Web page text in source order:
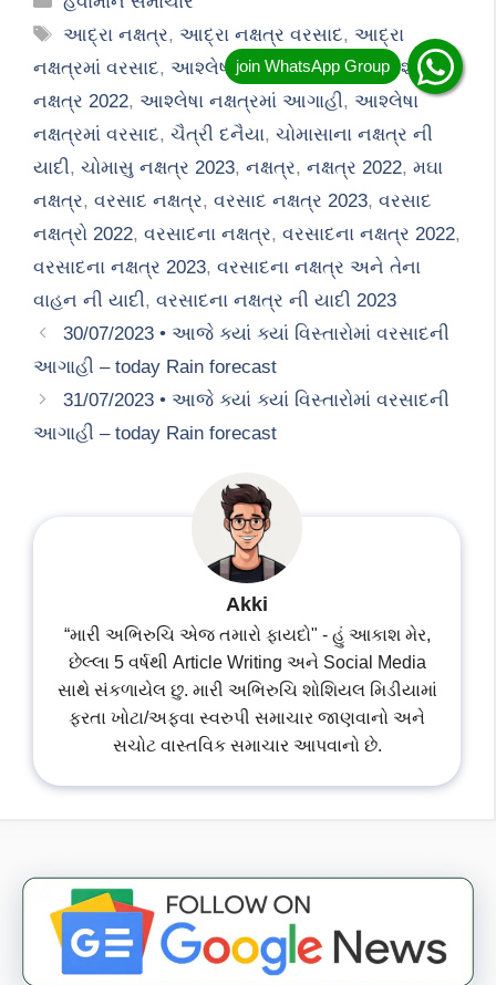
Tags
આદ્રા નક્ષત્ર,આદ્રા નક્ષત્ર વરસાદ,આદ્રા
નક્ષત્રમાં વરસાદ, આશ્લેષા ,આશ્લેષા નક્ષત્ર,આશ્લેષા
નક્ષત્ર 2022, આશ્લેષા નક્ષત્રમાં આગાહી, આશ્લેષા
નક્ષત્રમાં વરસાદ, ચૈત્રી દનૈયા, ચોમાસાના નક્ષત્ર ની
યાદી, ચોમાસુ નક્ષત્ર 2023, નક્ષત્ર, નક્ષત્ર 2022, મઘા
નક્ષત્ર, વરસાદ નક્ષત્ર, વરસાદ નક્ષત્ર 2023, વરસાદ
નક્ષત્રો 2022, વરસાદના નક્ષત્ર, વરસાદના નક્ષત્ર 2022,
વરસાદના નક્ષત્ર 2023, વરસાદના નક્ષત્ર અને તેના
વાહન ની યાદી, વરસાદના નક્ષત્ર ની યાદી 2023
30/07/2023 • આજે ક્યાં ક્યાં વિસ્તારોમાં વરસાદની
આગાહી – today Rain forecast
31/07/2023 • આજે ક્યાં ક્યાં વિસ્તારોમાં વરસાદની
આગાહી – today Rain forecast
Akki
“મારી અભિરુચિ એજ તમારો ફાયદો" - હું આકાશ મેર,
છેલ્લા 5 વર્ષથી Article Writing અને Social Media
સાથે સંકળાયેલ છુ. મારી અભિરુચિ શોશિયલ મિડીયામાં
ફરતા ખોટા/અફવા સ્વરુપી સમાચાર જાણવાનો અને
સચોટ વાસ્તવિક સમાચાર આપવાનો છે.